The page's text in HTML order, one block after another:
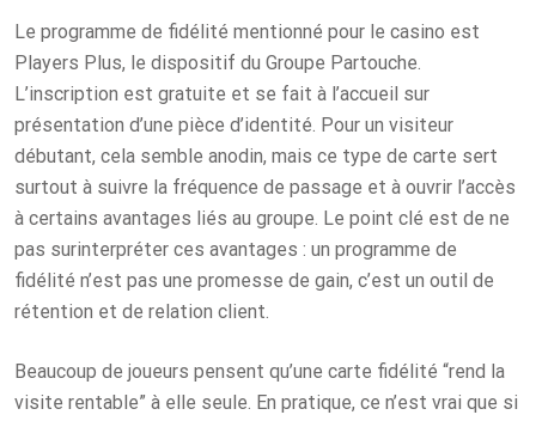
Le programme de fidélité mentionné pour le casino est
Players Plus, le dispositif du Groupe Partouche.
L’inscription est gratuite et se fait à l’accueil sur
présentation d’une pièce d’identité. Pour un visiteur
débutant, cela semble anodin, mais ce type de carte sert
surtout à suivre la fréquence de passage et à ouvrir l’accès
à certains avantages liés au groupe. Le point clé est de ne
pas surinterpréter ces avantages : un programme de
fidélité n’est pas une promesse de gain, c’est un outil de
rétention et de relation client.
Beaucoup de joueurs pensent qu’une carte fidélité “rend la
visite rentable” à elle seule. En pratique, ce n’est vrai que si